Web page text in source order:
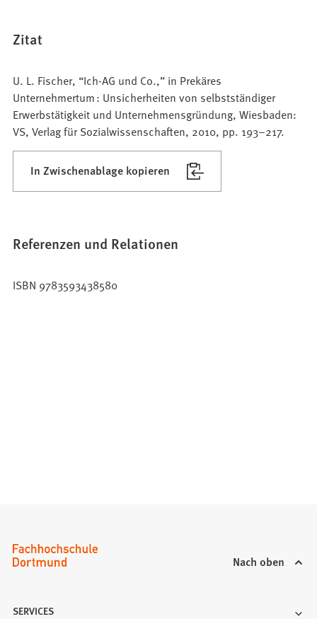
Zitat
U. L. Fischer, “Ich-AG und Co.,” in Prekäres
Unternehmertum : Unsicherheiten von selbstständiger
Erwerbstätigkeit und Unternehmensgründung, Wiesbaden:
VS, Verlag für Sozialwissenschaften, 2010, pp. 193–217.
In Zwischenablage kopieren
Referenzen und Relationen
ISBN 9783593438580
Nach oben
SERVICES